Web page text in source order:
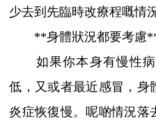
少去到先臨時改療程嘅情況
**身體狀況都要考慮
如果你本身有慢性病
低，又或者最近感冒，身
炎症恢復慢。呢啲情況落